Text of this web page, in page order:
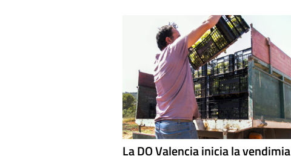
La DO Valencia inicia la vendimia